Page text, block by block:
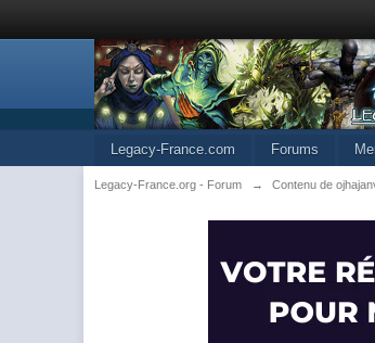
Legacy-France.com Forums
Legacy-France.org - Forum → Contenu de